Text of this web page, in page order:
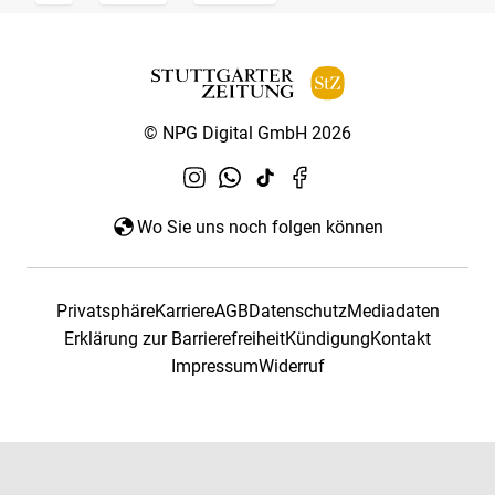
© NPG Digital GmbH 2026
Wo Sie uns noch folgen können
PrivatsphäreKarriereAGBDatenschutzMediadaten
Erklärung zur BarrierefreiheitKündigungKontakt
ImpressumWiderruf